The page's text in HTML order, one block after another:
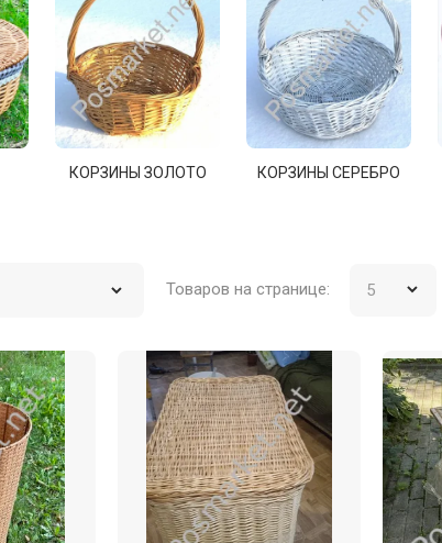
КОРЗИНЫ ЗОЛОТО КОРЗИНЫ СЕРЕБРО
Товаров на странице: